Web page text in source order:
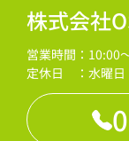
株式会社
営業時間：10:00
定休日 ：水曜日